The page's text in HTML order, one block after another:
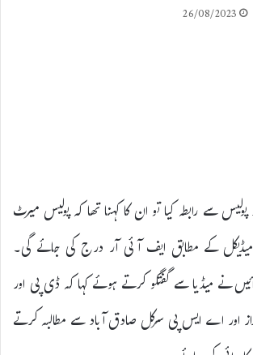
26/08/2023
سے رابطہ کیا تو ان کا کہنا تھا کہ پولیس میرٹ
کے مطابق ایف آئی آر درج کی جائے گی۔
نے میڈیا سے گفتگو کرتے ہوئے کہا کہ ڈی پی اور
اور اے ایس پی سرکل صادق آباد سے مطالبہ کرتے